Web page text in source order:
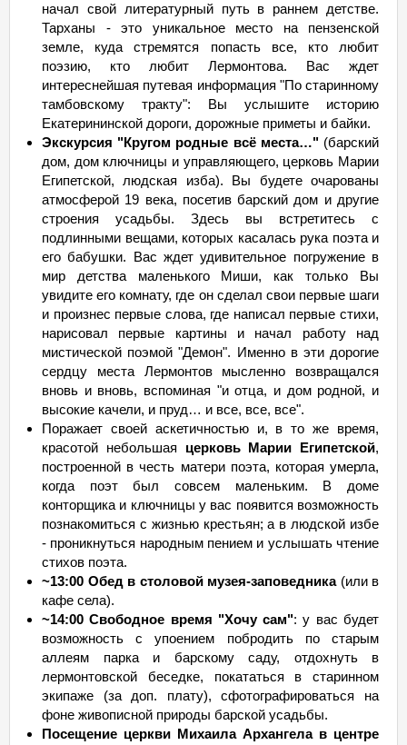
начал свой литературный путь в раннем детстве.
Тарханы - это уникальное место на пензенской
земле, куда стремятся попасть все, кто любит
поэзию, кто любит Лермонтова. Вас ждет
интереснейшая путевая информация "По старинному
тамбовскому тракту": Вы услышите историю
Екатерининской дороги, дорожные приметы и байки.
Экскурсия "Кругом родные всё места…"(барский
дом, дом ключницы и управляющего, церковь Марии
Египетской, людская изба). Вы будете очарованы
атмосферой 19 века, посетив барский дом и другие
строения усадьбы. Здесь вы встретитесь с
подлинными вещами, которых касалась рука поэта и
его бабушки. Вас ждет удивительное погружение в
мир детства маленького Миши, как только Вы
увидите его комнату, где он сделал свои первые шаги
и произнес первые слова, где написал первые стихи,
нарисовал первые картины и начал работу над
мистической поэмой "Демон". Именно в эти дорогие
сердцу места Лермонтов мысленно возвращался
вновь и вновь, вспоминая "и отца, и дом родной, и
высокие качели, и пруд… и все, все, все".
Поражает своей аскетичностью и, в то же время,
красотой небольшая церковь Марии Египетской,
построенной в честь матери поэта, которая умерла,
когда поэт был совсем маленьким. В доме
конторщика и ключницы у вас появится возможность
познакомиться с жизнью крестьян; а в людской избе
- проникнуться народным пением и услышать чтение
стихов поэта.
~13:00 Обед в столовой музея-заповедника(или в
кафе села).
~14:00 Свободное время "Хочу сам": у вас будет
возможность с упоением побродить по старым
аллеям парка и барскому саду, отдохнуть в
лермонтовской беседке, покататься в старинном
экипаже (за доп. плату), сфотографироваться на
фоне живописной природы барской усадьбы.
Посещение церкви Михаила Архангела в центре